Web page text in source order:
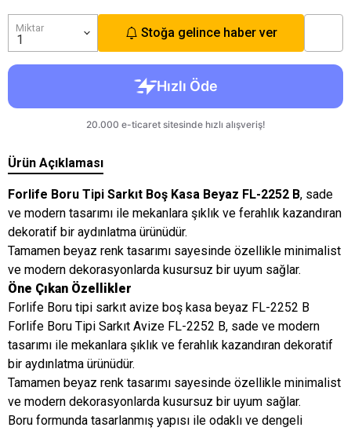
Miktar Stoğa gelince haber ver
Ürün Açıklaması
Forlife Boru Tipi Sarkıt Boş Kasa Beyaz FL-2252 B, sade
ve modern tasarımı ile mekanlara şıklık ve ferahlık kazandıran
dekoratif bir aydınlatma ürünüdür.
Tamamen beyaz renk tasarımı sayesinde özellikle minimalist
ve modern dekorasyonlarda kusursuz bir uyum sağlar.
Öne Çıkan Özellikler
Forlife Boru tipi sarkıt avize boş kasa beyaz FL-2252 B
Forlife Boru Tipi Sarkıt Avize FL-2252 B, sade ve modern
tasarımı ile mekanlara şıklık ve ferahlık kazandıran dekoratif
bir aydınlatma ürünüdür.
Tamamen beyaz renk tasarımı sayesinde özellikle minimalist
ve modern dekorasyonlarda kusursuz bir uyum sağlar.
Boru formunda tasarlanmış yapısı ile odaklı ve dengeli